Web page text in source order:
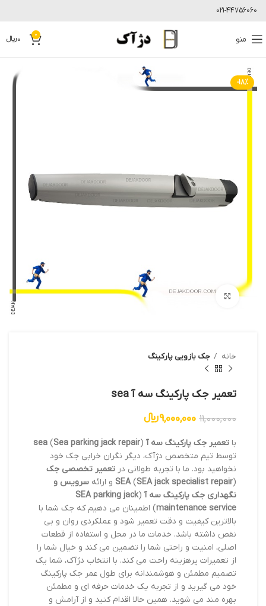
021-44756060
منو 0
0﷼
-18%
بزرگنمایی تصویر
خانه جک بازویی پارکینگ
تعمیر جک پارکینگ سه آ sea
11,000,000
9,000,000﷼
با تعمیر جک پارکینگ سه آ sea (Sea parking jack repair)
توسط تیم متخصص دژآک، دیگر نگران خرابی جک خود
نخواهید بود. ما با تجربه طولانی در تعمیر تخصصی جک
SEA(SEA jack specialist repair) و ارائه
سرویس و
نگهداری جک پارکینگ سه آ(
SEA parking jack
maintenance service) اطمینان می دهیم که جک شما با
بالاترین کیفیت و دقت تعمیر شود و عملکردی روان و بی
نقص داشته باشد. خدمات ما در محل و استفاده از قطعات
اصلی، امنیت و راحتی شما را تضمین می کند و خیال شما را
از تعمیرات پرهزینه راحت می کند. با انتخاب دژآک، شما یک
تصمیم مطمئن و هوشمندانه برای طول عمر جک پارکینگ
خود می گیرید و از تجربه یک خدمات حرفه ای و مطمئن
بهره مند می شوید. همین حالا اقدام کنید و از آرامش و